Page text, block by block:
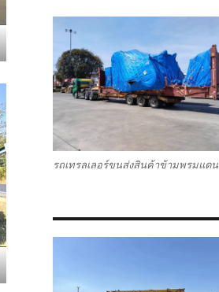
รถเทรลเลอร์ขนส่งสินค้าข้ามพรมแดน